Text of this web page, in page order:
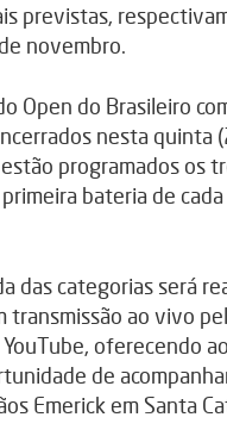
previstas,
novembro.
Open do Brasileiro
nesta quinta
programados os
bateria de
das categorias será
transmissão ao vivo
oferecendo
de
Emerick em Santa